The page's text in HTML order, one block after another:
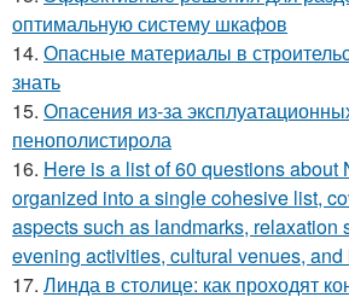
оптимальную систему шкафов
14. Опасные материалы в
знать
15. Опасения из-за
пенополистирола
16. Here is a list of 60 questions about
organized into a single cohesive list,
aspects such as landmarks, relaxation
evening activities, cultural venues, and
17. Линда в столице: как проходят